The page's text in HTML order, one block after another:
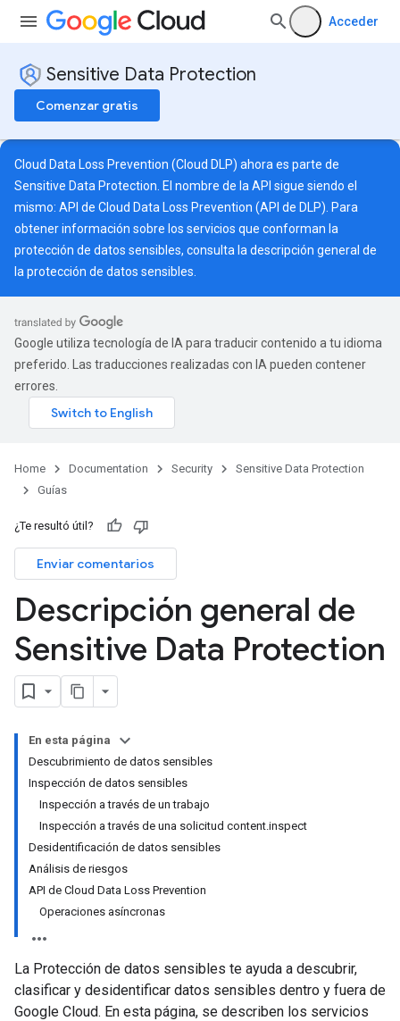
Acceder
Sensitive Data Protection
Comenzar gratis
Cloud Data Loss Prevention (Cloud DLP) ahora es parte de
Sensitive Data Protection. El nombre de la API sigue siendo el
mismo: API de Cloud Data Loss Prevention (API de DLP). Para
obtener información sobre los servicios que conforman la
protección de datos sensibles, consulta la descripción general de
la protección de datos sensibles
Google utiliza tecnología de IA para traducir contenido a tu idioma
preferido. Las traducciones realizadas con IA pueden contener
errores.
Home Documentation Security
Sensitive Data Protection
Guías
¿Te resultó útil?
Enviar comentarios
Descripción general de
Sensitive Data Protection
En esta página
Descubrimiento de datos sensibles
Inspección de datos sensibles
Inspección a través de un trabajo
Inspección a través de una solicitud content.inspect
Desidentificación de datos sensibles
Análisis de riesgos
API de Cloud Data Loss Prevention
Operaciones asíncronas
La Protección de datos sensibles te ayuda a descubrir,
clasificar y desidentificar datos sensibles dentro y fuera de
Google Cloud. En esta página, se describen los servicios